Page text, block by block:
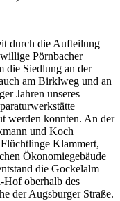
durch die Aufteilung
Pörnbacher
die Siedlung an der
am Birklweg und an
Jahren unseres
werden konnten. An der
und Koch
Klammert,
Ökonomiegebäude
die Gockelalm
Hof oberhalb des
der Augsburger Straße.